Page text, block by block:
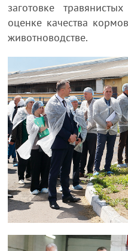
заготовке
оценке качества
животноводстве.